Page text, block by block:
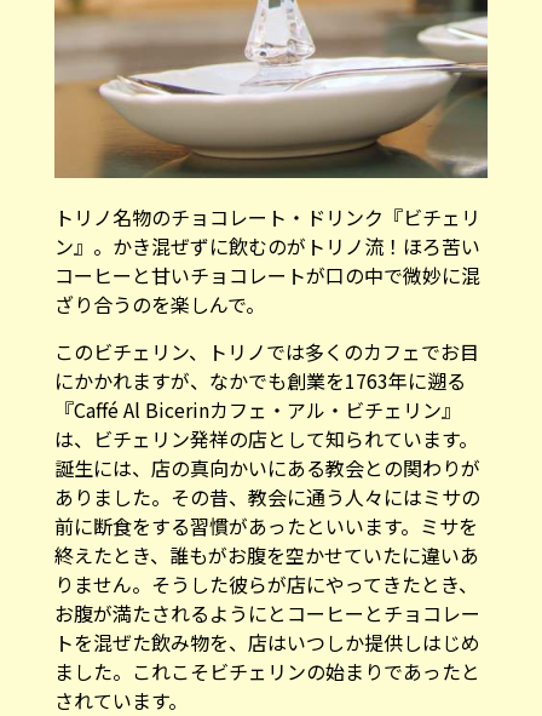
トリノ名物のチョコレート・ドリンク『ビチェリ
ン』。かき混ぜずに飲むのがトリノ流！ほろ苦い
コーヒーと甘いチョコレートが口の中で微妙に混
ざり合うのを楽しんで。
このビチェリン、トリノでは多くのカフェでお目
にかかれますが、なかでも創業を1763年に遡る
『Caffé Al Bicerinカフェ・アル・ビチェリン』
は、ビチェリン発祥の店として知られています。
誕生には、店の真向かいにある教会との関わりが
ありました。その昔、教会に通う人々にはミサの
前に断食をする習慣があったといいます。ミサを
終えたとき、誰もがお腹を空かせていたに違いあ
りません。そうした彼らが店にやってきたとき、
お腹が満たされるようにとコーヒーとチョコレー
トを混ぜた飲み物を、店はいつしか提供しはじめ
ました。これこそビチェリンの始まりであったと
されています。